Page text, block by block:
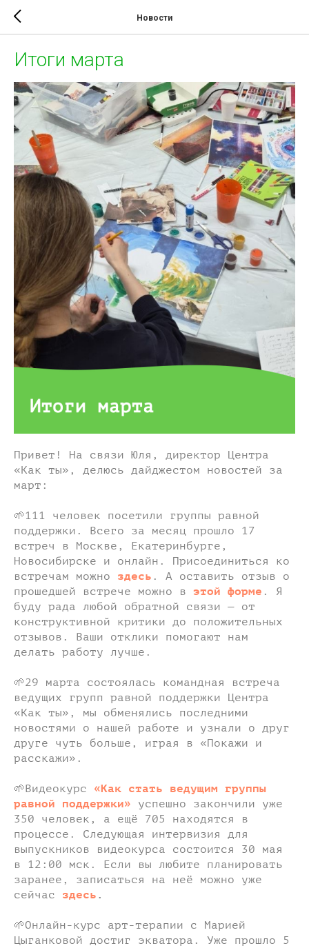
Новости
Итоги марта
Привет! На связи Юля, директор Центра
«Как ты», делюсь дайджестом новостей за
март:
🌱111 человек посетили группы равной
поддержки. Всего за месяц прошло 17
встреч в Москве, Екатеринбурге,
Новосибирске и онлайн. Присоединиться ко
встречам можно здесь . А оставить отзыв о
прошедшей встрече можно в этой форме . Я
буду рада любой обратной связи — от
конструктивной критики до положительных
отзывов. Ваши отклики помогают нам
делать работу лучше.
🌱29 марта состоялась командная встреча
ведущих групп равной поддержки Центра
«Как ты», мы обменялись последними
новостями о нашей работе и узнали о друг
друге чуть больше, играя в «Покажи и
расскажи».
🌱Видеокурс «Как стать ведущим группы
равной поддержки» успешно закончили уже
350 человек, а ещё 705 находятся в
процессе. Следующая интервизия для
выпускников видеокурса состоится 30 мая
в 12:00 мск. Если вы любите планировать
заранее, записаться на неё можно уже
сейчас
здесь .
🌱Онлайн-курс арт-терапии с Марией
Цыганковой достиг экватора. Уже прошло 5